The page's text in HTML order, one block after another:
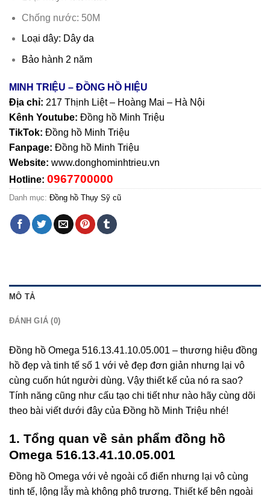
Chống nước: 50M
Loại dây: Dây da
Bảo hành 2 năm
MINH TRIỆU – ĐỒNG HỒ HIỆU
Địa chỉ: 217 Thịnh Liệt – Hoàng Mai – Hà Nội
Kênh Youtube: Đồng hồ Minh Triệu
TikTok: Đồng hồ Minh Triệu
Fanpage: Đồng hồ Minh Triệu
Website: www.donghominhtrieu.vn
Hotline: 0967700000
Danh mục: Đồng hồ Thụy Sỹ cũ
MÔ TẢ
ĐÁNH GIÁ (0)
Đồng hồ Omega 516.13.41.10.05.001 – thương hiệu đồng
hồ đẹp và tinh tế số 1 với vẻ đẹp đơn giản nhưng lại vô
cùng cuốn hút người dùng. Vậy thiết kế của nó ra sao?
Tính năng cũng như cấu tạo chi tiết như nào hãy cùng dõi
theo bài viết dưới đây của Đồng hồ Minh Triệu nhé!
1. Tổng quan về sản phẩm đồng hồ
Omega 516.13.41.10.05.001
Đồng hồ Omega với vẻ ngoài cổ điển nhưng lại vô cùng
tinh tế, lộng lẫy mà không phô trương. Thiết kế bên ngoài